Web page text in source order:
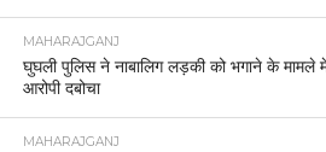
MAHARAJGANJ
घुघली पुलिस ने नाबालिग लड़की को भगाने के मामले
आरोपी दबोचा
MAHARAJGANJ